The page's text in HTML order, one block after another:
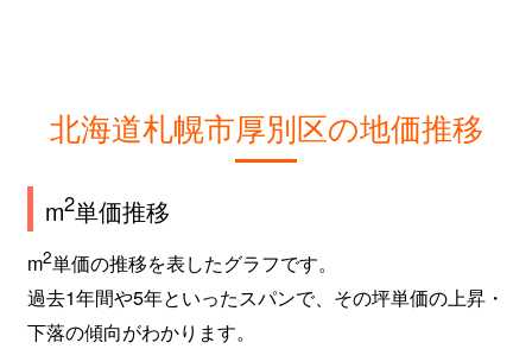
北海道札幌市厚別区の地価推移
m2単価推移
m2単価の推移を表したグラフです。
過去1年間や5年といったスパンで、その坪単価の上昇・
下落の傾向がわかります。